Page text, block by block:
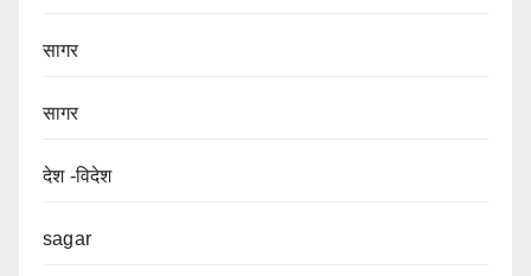
सागर
सागर
देश -विदेश
sagar